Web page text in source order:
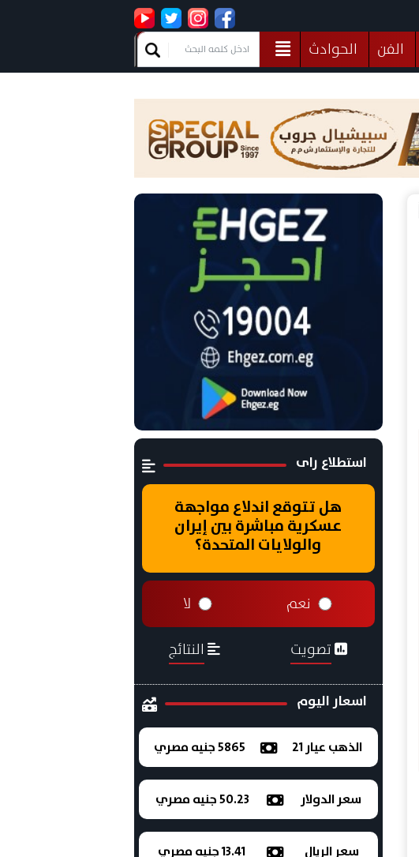
الفن
الحوادث
منوعات
استطلاع راى
هل تتوقع اندلاع مواجهة
عسكرية مباشرة بين إيران
والولايات المتحدة؟
نعم لا
تصويت النتائج
اسعار اليوم
الذهب عيار 21 5865 جنيه مصري
سعر الدولار 50.23 جنيه مصري
سعر الريال 13.41 جنيه مصري